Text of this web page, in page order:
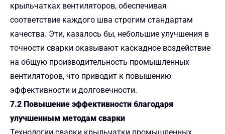
крыльчатках вентиляторов, обеспечивая
соответствие каждого шва строгим стандартам
качества. Эти, казалось бы, небольшие улучшения в
точности сварки оказывают каскадное воздействие
на общую производительность промышленных
вентиляторов, что приводит к повышению
эффективности и долговечности.
7.2 Повышение эффективности благодаря
улучшенным методам сварки